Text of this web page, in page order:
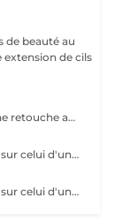
de beauté au
de cils
Appeler pour une information Le prix inclut une retouche après 6 à 8 semaines.
Il s'agit d'une retouche sur mon travail, et non sur celui d'un autre.
Il s'agit d'une retouche sur mon travail, et non sur celui d'un autre.